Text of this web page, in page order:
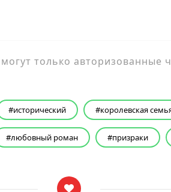
только авторизованные
исторический королевская
любовный роман призраки